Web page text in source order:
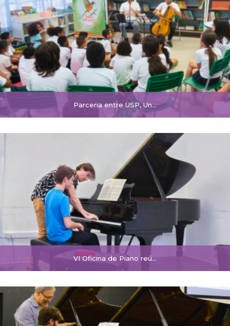
Parceria entre USP, Un...
VI Oficina de Piano reú...